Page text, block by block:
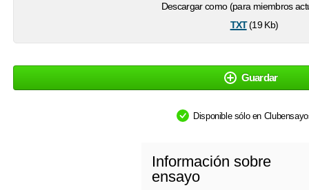
Descargar como (para miembros
txt(19 Kb)
Guardar
Disponible sólo en
Información sobre
ensayo